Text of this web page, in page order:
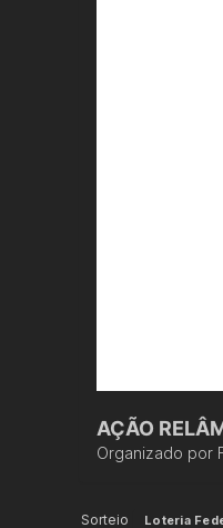
AÇÃO
Organizado por
Sorteio Loteria